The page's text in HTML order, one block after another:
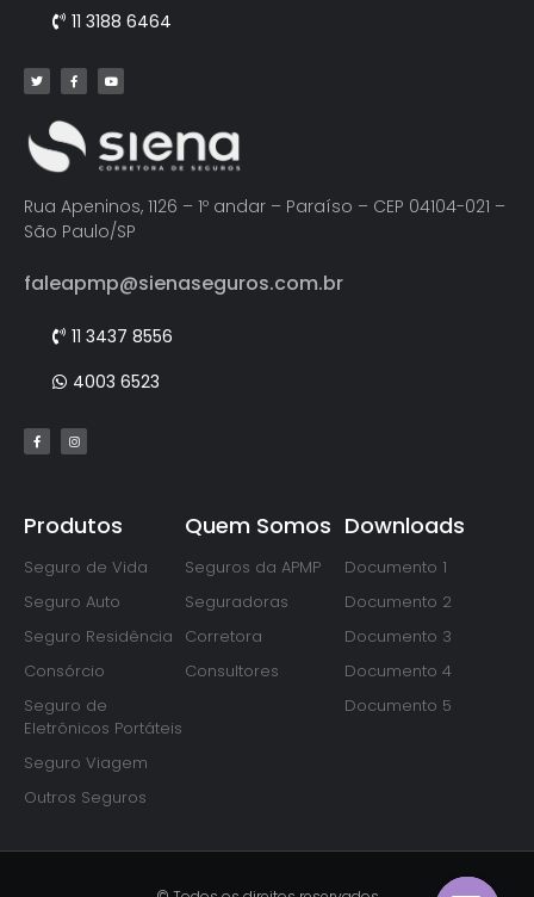
11 3188 6464
Rua Apeninos, 1126 – 1º andar – Paraíso – CEP 04104-021 –
São Paulo/SP
faleapmp@sienaseguros.com.br
11 3437 8556
4003 6523
Produtos
Seguro de Vida
Seguro Auto
Seguro Residência
Consórcio
Seguro de
Eletrônicos Portáteis
Seguro Viagem
Outros Seguros
Quem Somos
Seguros da APMP
Seguradoras
Corretora
Consultores
Downloads
Documento 1
Documento 2
Documento 3
Documento 4
Documento 5